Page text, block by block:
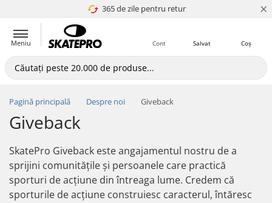
365 de zile pentru retur
4.8 a 5 ×
Meniu Coș
Salvat
Cont
Pagină principală Despre noi Giveback
Giveback
SkatePro Giveback este angajamentul nostru de a
sprijini comunitățile și persoanele care practică
sporturi de acțiune din întreaga lume. Credem că
sporturile de acțiune construiesc caracterul, întăresc